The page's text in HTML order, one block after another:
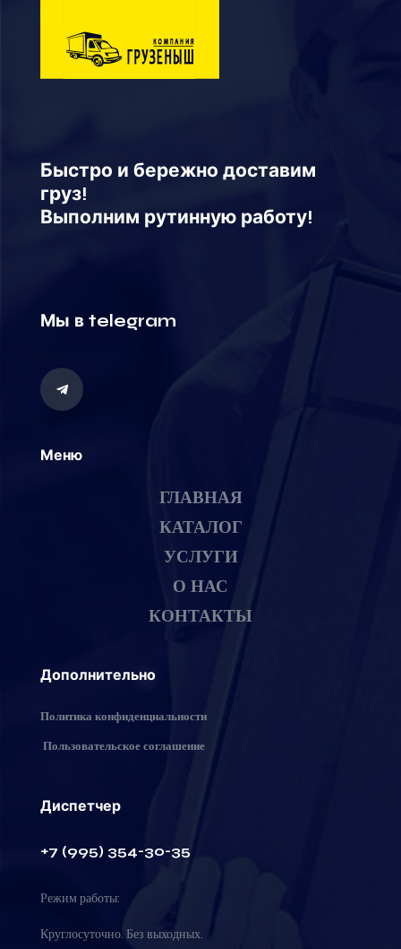
Быстро и бережно доставим
груз!
Выполним рутинную работу!
Мы в telegram
Меню
ГЛАВНАЯ
КАТАЛОГ
УСЛУГИ
О НАС
КОНТАКТЫ
Дополнительно
Политика конфиденциальности
Пользовательское соглашение
Диспетчер
+7 (995) 354-30-35
Режим работы:
Круглосуточно. Без выходных.